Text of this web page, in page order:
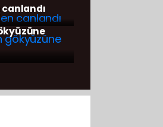
canlandı